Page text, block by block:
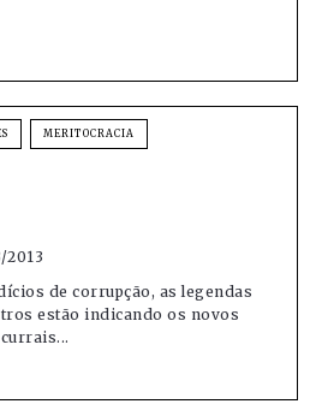
MERITOCRACIA
2013
de corrupção, as legendas
estão indicando os novos